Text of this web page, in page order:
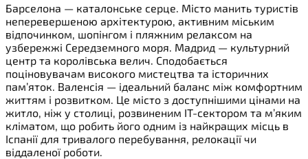
Барселона — каталонське серце. Місто манить туристів
неперевершеною архітектурою, активним міським
відпочинком, шопінгом і пляжним релаксом на
узбережжі Середземного моря. Мадрид — культурний
центр та королівська велич. Сподобається
поціновувачам високого мистецтва та історичних
пам’яток. Валенсія — ідеальний баланс між комфортним
життям і розвитком. Це місто з доступнішими цінами на
житло, ніж у столиці, розвиненим ІТ-сектором та м’яким
кліматом, що робить його одним із найкращих місць в
Іспанії для тривалого перебування, релокації чи
віддаленої роботи.